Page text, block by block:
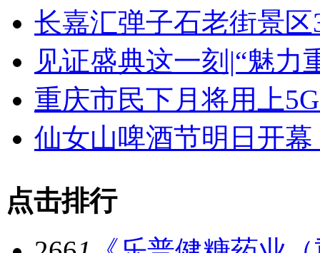
长嘉汇弹子石老街景
见证盛典这一刻|“魅力
重庆市民下月将用上
仙女山啤酒节明日开
点击排行